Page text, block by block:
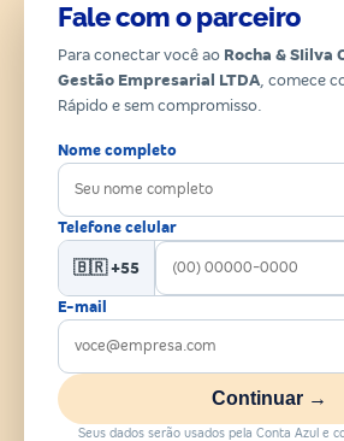
Fale com o parceiro
Para conectar você ao Rocha & SIilva
Gestão Empresarial LTDA, comece
Rápido e sem compromisso.
Nome completo
Telefone celular
🇧🇷 +55
E-mail
Continuar →
Seus dados serão usados pela Conta Azul e